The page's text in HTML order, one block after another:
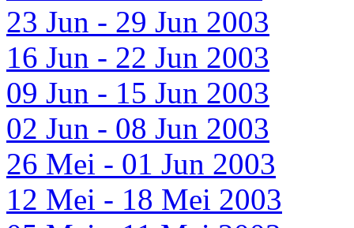
23 Jun - 29 Jun 2003
16 Jun - 22 Jun 2003
09 Jun - 15 Jun 2003
02 Jun - 08 Jun 2003
26 Mei - 01 Jun 2003
12 Mei - 18 Mei 2003